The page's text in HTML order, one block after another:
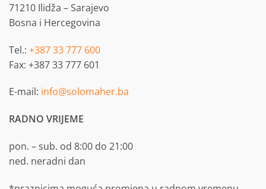
71210 Ilidža – Sarajevo
Bosna i Hercegovina
Tel.: +387 33 777 600
Fax: +387 33 777 601
E-mail: info@solomaher.ba
RADNO VRIJEME
pon. – sub. od 8:00 do 21:00
ned. neradni dan